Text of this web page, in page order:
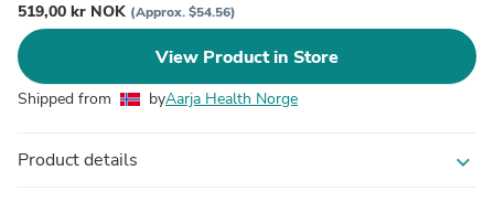
519,00 kr NOK (Approx. $54.56)
View Product in Store
Shipped from byAarja Health Norge
Product details expand_more